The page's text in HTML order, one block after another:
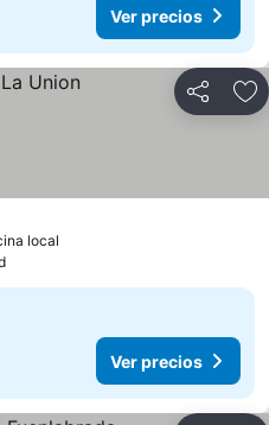
Ver precios
Compartir
local
Ver precios